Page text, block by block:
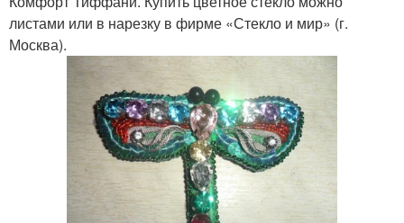
листами или в нарезку в фирме «Стекло и мир» (г.
Москва).